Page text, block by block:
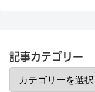
記事カテゴリー